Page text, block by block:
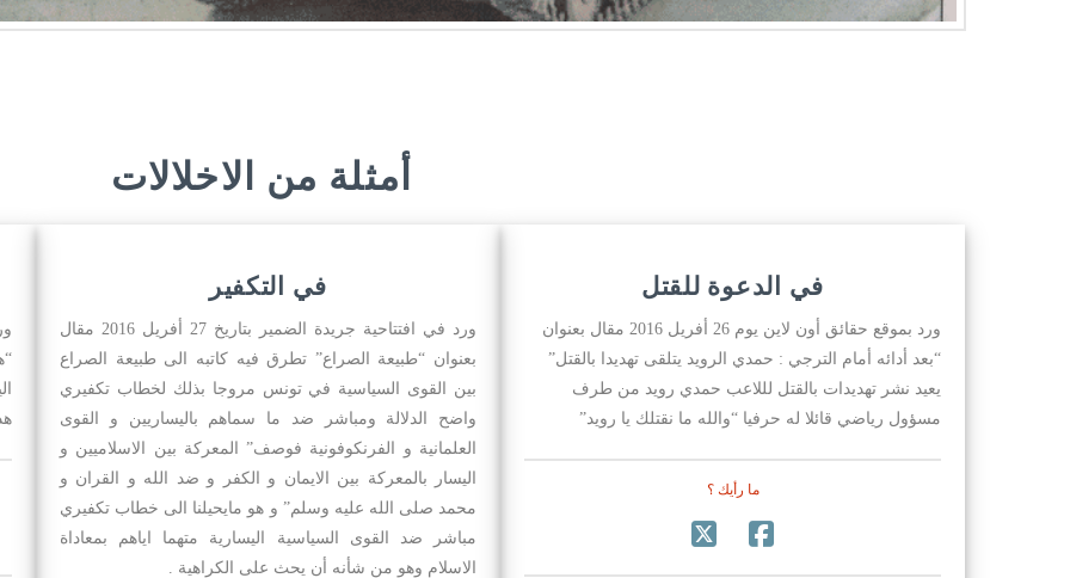
أمثلة من الاخلالات
في الدعوة للقتل
ورد بموقع حقائق أون لاين يوم 26 أفريل 2016 مقال بعنوان
“بعد أدائه أمام الترجي : حمدي الرويد يتلقى تهديدا بالقتل”
يعيد نشر تهديدات بالقتل لللاعب حمدي رويد من طرف
مسؤول رياضي قائلا له حرفيا “والله ما نقتلك يا رويد”
ما رأيك ؟
في التكفير
ورد في افتتاحية جريدة الضمير بتاريخ 27 أفريل 2016 مقال
بعنوان “طبيعة الصراع” تطرق فيه كاتبه الى طبيعة الصراع
بين القوى السياسية في تونس مروجا بذلك لخطاب تكفيري
واضح الدلالة ومباشر ضد ما سماهم باليساريين و القوى
العلمانية و الفرنكوفونية فوصف” المعركة بين الاسلاميين و
اليسار بالمعركة بين الايمان و الكفر و ضد الله و القران و
محمد صلى الله عليه وسلم” و هو مايحيلنا الى خطاب تكفيري
مباشر ضد القوى السياسية اليسارية متهما اياهم بمعاداة
الاسلام وهو من شأنه أن يحث على الكراهية .